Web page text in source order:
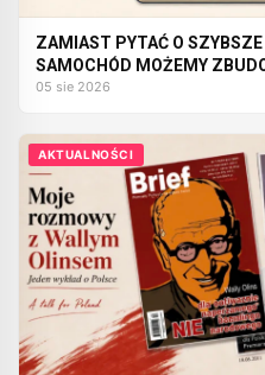
ZAMIAST PYTAĆ O SZYBSZE
SAMOCHÓD MOŻEMY
05 sie 2026
AKTUALNOŚCI